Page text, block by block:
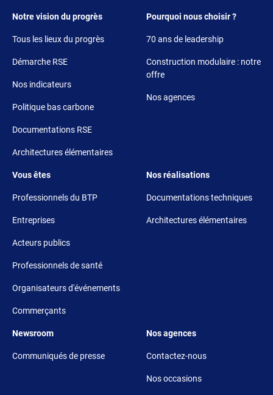
Footer 1
Notre vision du progrès
Tous les lieux du progrès
Démarche RSE
Nos indicateurs
Politique bas carbone
Documentations RSE
Architectures élémentaires
Footer 2
Pourquoi nous choisir ?
70 ans de leadership
Construction modulaire : notre
offre
Nos agences
Footer 3
Vous êtes
Professionnels du BTP
Entreprises
Acteurs publics
Professionnels de santé
Organisateurs d'événements
Commerçants
Footer 4
Nos réalisations
Documentations techniques
Architectures élémentaires
Footer 5
Newsroom
Communiqués de presse
Footer 6
Nos agences
Contactez-nous
Nos occasions